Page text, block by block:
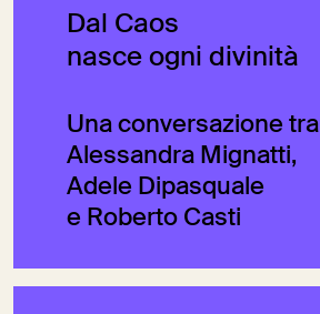
Dal Caos
nasce ogni divinità
Una conversazione tra
Alessandra Mignatti,
Adele Dipasquale
e Roberto Casti